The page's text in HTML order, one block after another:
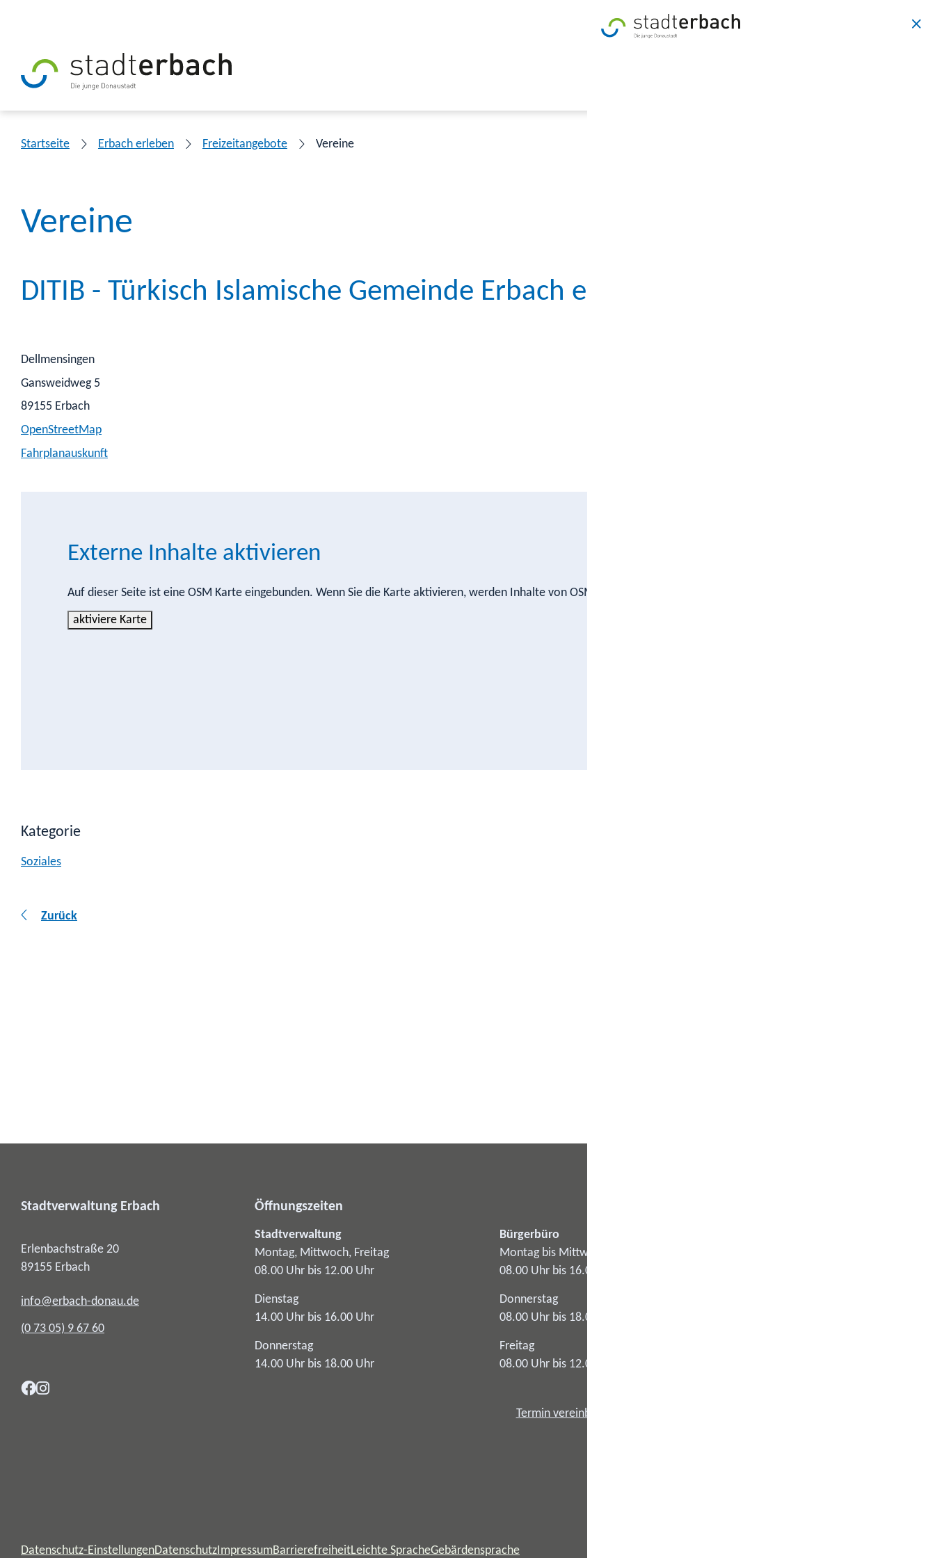
Startseite Erbach erleben Freizeitangebote Vereine
Vereine
DITIB - Türkisch Islamische Gemeinde Erbach e.V.
Dellmensingen
Gansweidweg 5
89155 Erbach
OpenStreetMap
Fahrplanauskunft
Externe Inhalte aktivieren
Auf dieser Seite ist eine OSM Karte eingebunden. Wenn Sie die Karte aktivieren, werden Inhalte von OSM nachgeladen.
aktiviere Karte
Kategorie
Soziales
Zurück
Stadtverwaltung Erbach
Erlenbachstraße 20
89155 Erbach
info@erbach-donau.de
(0 73 05) 9 67 60
Öffnungszeiten
Stadtverwaltung
Montag, Mittwoch, Freitag
08.00 Uhr bis 12.00 Uhr
Dienstag
14.00 Uhr bis 16.00 Uhr
Donnerstag
14.00 Uhr bis 18.00 Uhr
Bürgerbüro
Montag bis Mittwoch
08.00 Uhr bis 16.00 Uhr
Donnerstag
08.00 Uhr bis 18.00 Uhr
Freitag
08.00 Uhr bis 12.00 Uhr
Termin vereinbaren
Datenschutz-EinstellungenDatenschutz ImpressumBarrierefreiheitLeichte SpracheGebärdensprache